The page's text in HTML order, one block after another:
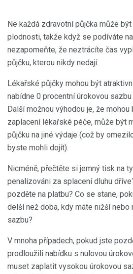
Ne každá zdravotní půjčka může
plodnosti, takže když se podíváte
nezapomeňte, že neztrácíte čas
půjčku, kterou nikdy nedají.
Lékařské půjčky mohou být
nabídne 0 procentní úrokovou
Další možnou výhodou je, že
zaplacení lékařské péče, může být
půjčku na jiné výdaje (což by
byste mohli dojít).
Nicméně, přečtěte si jemný tisk na
penalizováni za splacení dluhu
pozděte na platbu? Co se stane,
delší než doba, kdy máte nižší nebo
sazbu?
V mnoha případech, pokud jste
prodloužili nabídku s nulovou
muset zaplatit vysokou úrokovou